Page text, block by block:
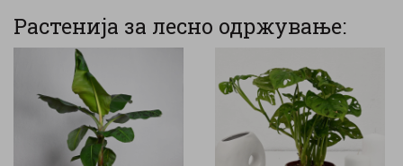
Растенија за лесно одржување: